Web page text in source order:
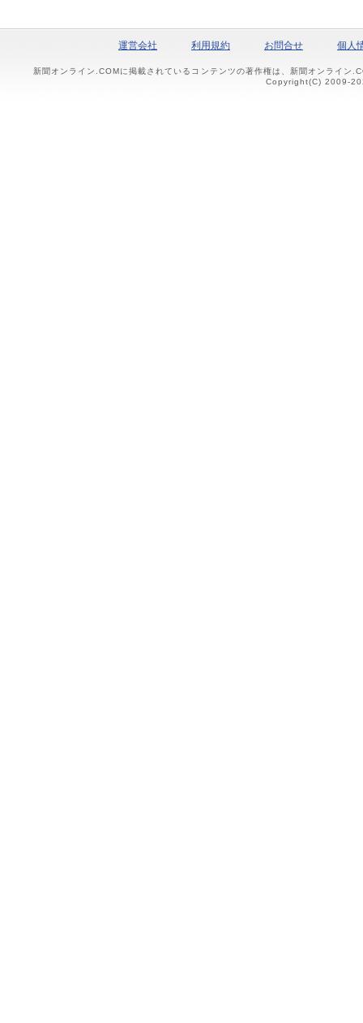
運営会社 利用規約 お問合せ 個人
新聞オンライン.COMに掲載されているコンテンツの著作権は、新聞オンライン
Copyright(C) 2009-